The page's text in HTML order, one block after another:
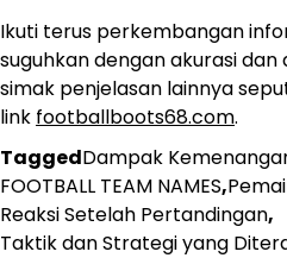
Ikuti terus perkembangan
suguhkan dengan akurasi
simak penjelasan lainnya
link footballboots68.com.
TaggedDampak
FOOTBALL TEAM NAMES,
Reaksi Setelah Pertandingan,
Taktik dan Strategi yang